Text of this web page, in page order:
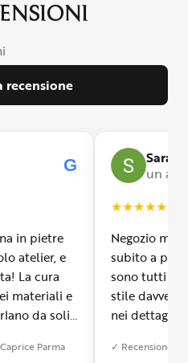
recensione
G
in pietre
atelier, e
materiali e
da soli.
preciso e
Parma
Sara
un
★★★★★
Negozio
subito a
sono tutti
stile davvero
nei dettagli,
qualità e si
✓ Recensione